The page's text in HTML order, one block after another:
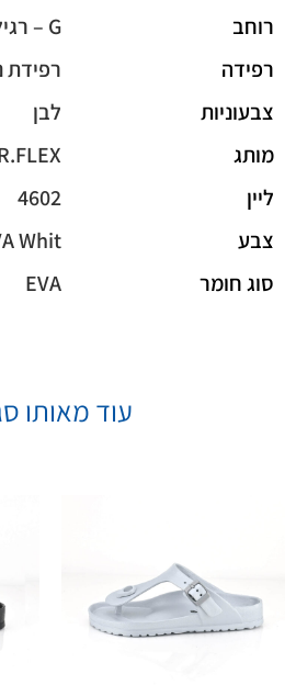
רוחב
G – רגיל
רפידה
רפידת
צבעוניות
לבן
מותג
ליין
4602
צבע
Whit
סוג חומר
EVA
עוד מאותו